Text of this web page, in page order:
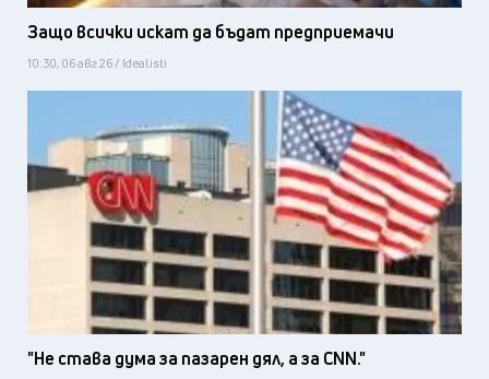
Защо всички искат да бъдат предприемачи
10:30, 06 авг 26 / Idealisti
"Не става дума за пазарен дял, а за CNN."